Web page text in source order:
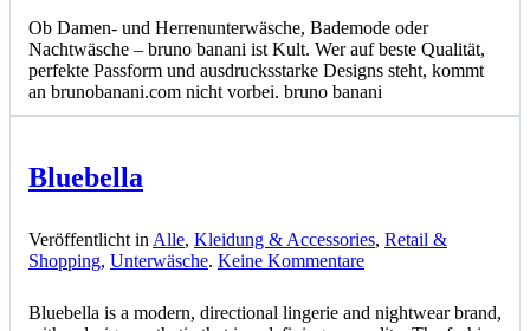
banani
Ob Damen- und Herrenunterwäsche, Bademode oder
Nachtwäsche – bruno banani ist Kult. Wer auf beste Qualität,
perfekte Passform und ausdrucksstarke Designs steht, kommt
an brunobanani.com nicht vorbei. bruno banani
Bluebella
Veröffentlicht in Alle, Kleidung & Accessories, Retail &
Shopping, Unterwäsche. Keine Kommentarezu
Bluebella is a modern, directional lingerie and nightwear brand,